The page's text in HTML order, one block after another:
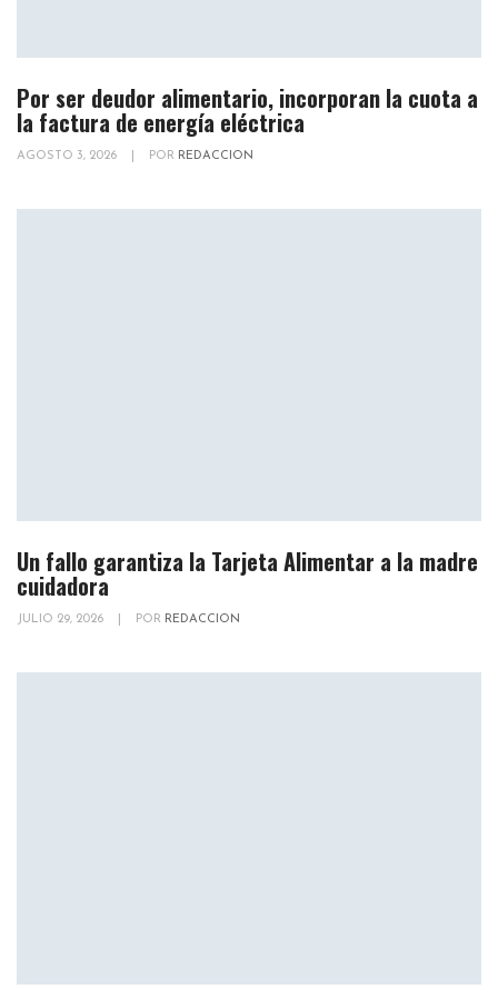
Por ser deudor alimentario, incorporan la cuota a
la factura de energía eléctrica
AGOSTO 3, 2026 POR REDACCION
Un fallo garantiza la Tarjeta Alimentar a la madre
cuidadora
JULIO 29, 2026 POR REDACCION